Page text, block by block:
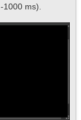
1000 ms).